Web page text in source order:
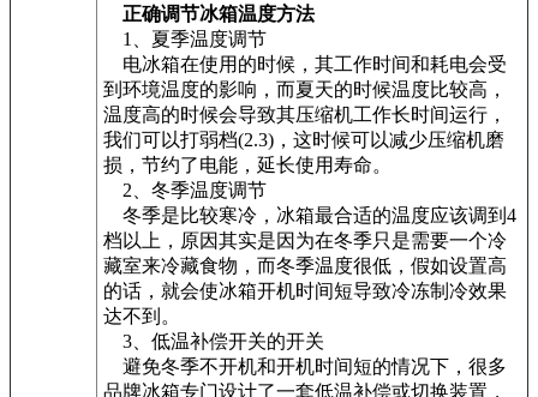
正确调节冰箱温度方法
1、夏季温度调节
电冰箱在使用的时候，其工作时间和耗电会受
到环境温度的影响，而夏天的时候温度比较高，
温度高的时候会导致其压缩机工作长时间运行，
我们可以打弱档(2.3)，这时候可以减少压缩机磨
损，节约了电能，延长使用寿命。
2、冬季温度调节
冬季是比较寒冷，冰箱最合适的温度应该调到4
档以上，原因其实是因为在冬季只是需要一个冷
藏室来冷藏食物，而冬季温度很低，假如设置高
的话，就会使冰箱开机时间短导致冷冻制冷效果
达不到。
3、低温补偿开关的开关
避免冬季不开机和开机时间短的情况下，很多
品牌冰箱专门设计了一套低温补偿或切换装置，